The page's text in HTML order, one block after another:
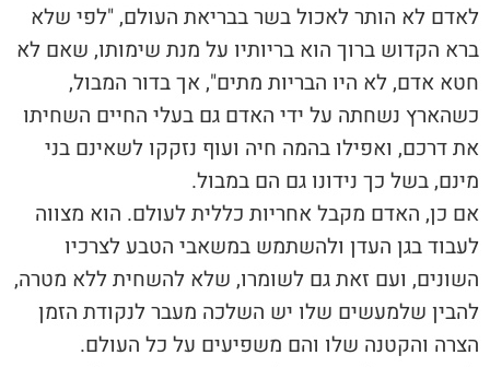
לאדם לא הותר לאכול בשר בבריאת העולם, "לפי שלא
ברא הקדוש ברוך הוא בריותיו על מנת שימותו, שאם לא
חטא אדם, לא היו הבריות מתים", אך בדור המבול,
כשהארץ נשחתה על ידי האדם גם בעלי החיים השחיתו
את דרכם, ואפילו בהמה חיה ועוף נזקקו לשאינם בני
מינם, בשל כך נידונו גם הם במבול.
אם כן, האדם מקבל אחריות כללית לעולם. הוא מצווה
לעבוד בגן העדן ולהשתמש במשאבי הטבע לצרכיו
השונים, ועם זאת גם לשומרו, שלא להשחית ללא מטרה,
להבין שלמעשים שלו יש השלכה מעבר לנקודת הזמן
הצרה והקטנה שלו והם משפיעים על כל העולם.